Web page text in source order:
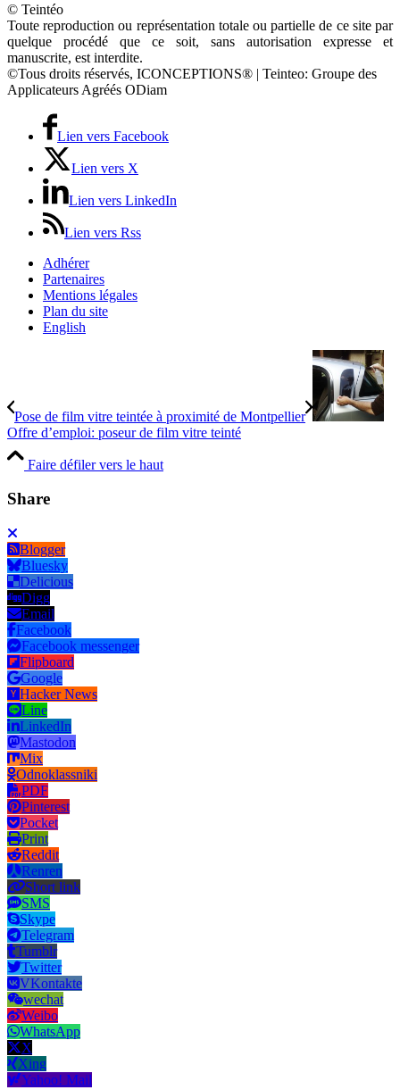
© Teintéo
Toute reproduction ou représentation totale ou partielle de ce site par
quelque procédé que ce soit, sans autorisation expresse et
manuscrite, est interdite.
©Tous droits réservés, ICONCEPTIONS® | Teinteo: Groupe des
Applicateurs Agréés ODiam
Lien vers Facebook
Lien vers X
Lien vers LinkedIn
Lien vers Rss
Adhérer
Partenaires
Mentions légales
Plan du site
English
Pose de film vitre teintée à proximité de Montpellier
Offre d’emploi: poseur de film vitre teinté
Faire défiler vers le haut
Share
Blogger
Bluesky
Delicious
Digg
Email
Facebook
Facebook messenger
Flipboard
Google
Hacker News
Line
LinkedIn
Mastodon
Mix
Odnoklassniki
PDF
Pinterest
Pocket
Print
Reddit
Renren
Short link
SMS
Skype
Telegram
Tumblr
Twitter
VKontakte
wechat
Weibo
WhatsApp
X
Xing
Yahoo! Mail